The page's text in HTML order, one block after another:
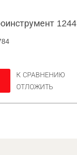
1244
К СРАВНЕНИЮ
ОТЛОЖИТЬ